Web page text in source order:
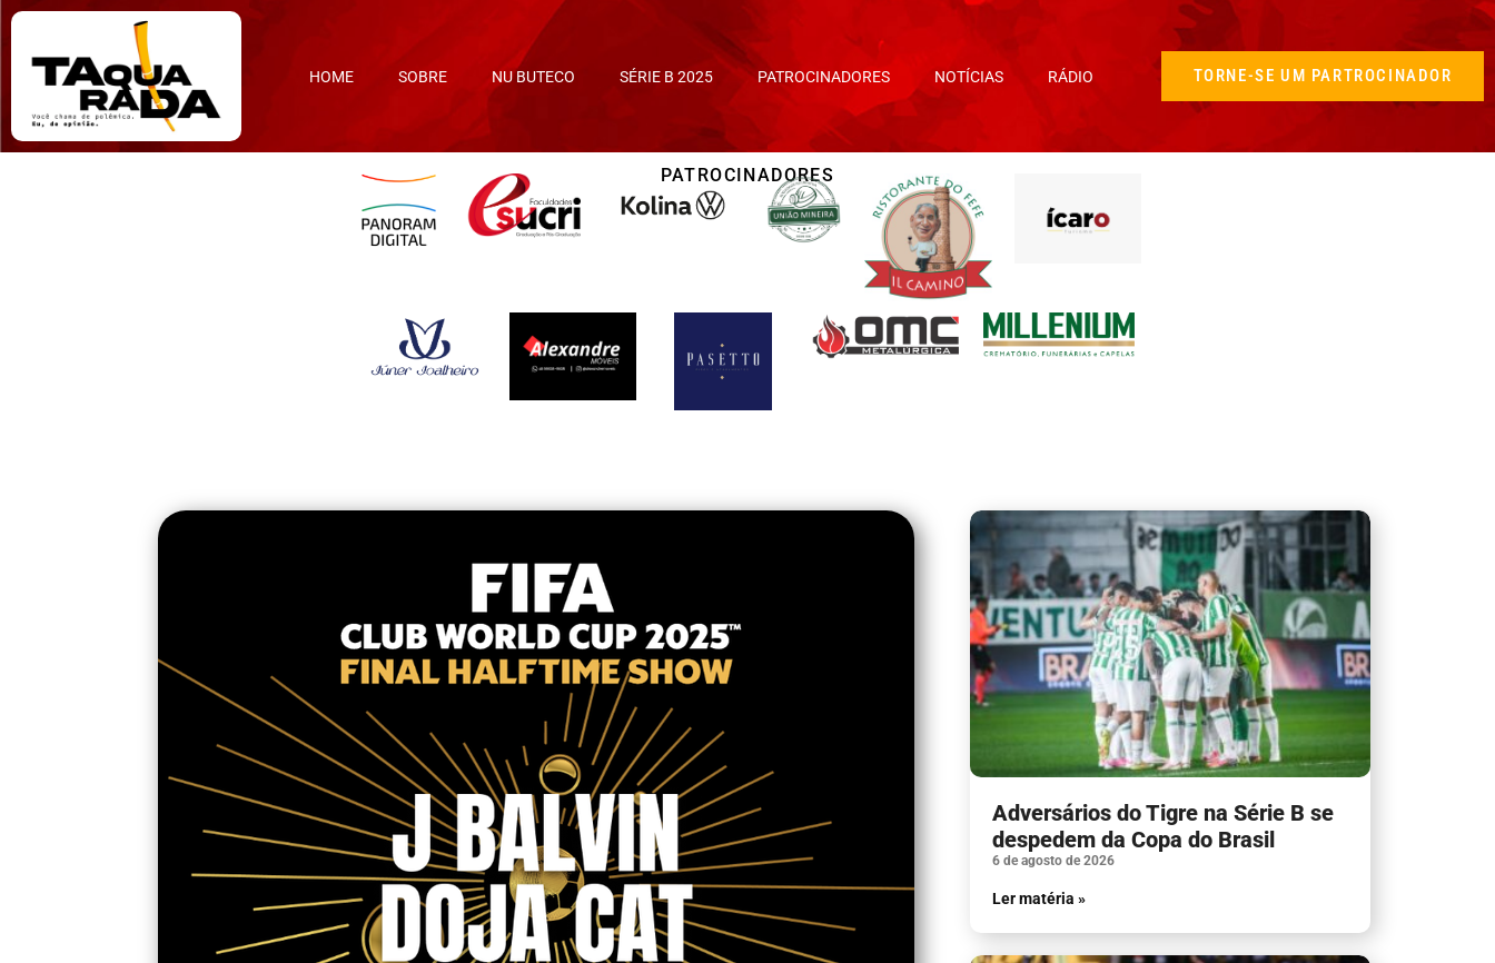
HOME SOBRE NU BUTECO SÉRIE B 2025 PATROCINADORES NOTÍCIAS RÁDIO TORNE-SE UM PARTROCINADOR
PATROCINADORES
Adversários do Tigre na Série B se
despedem da Copa do Brasil
6 de agosto de 2026
Ler matéria »